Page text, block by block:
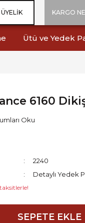
KARGO
Ütü ve Yedek
6160
Oku
2240
Detaylı Yedek
SEPETE EKLE